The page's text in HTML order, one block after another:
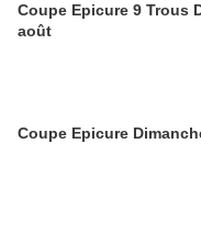
Coupe Epicure 9 Trous
août
Coupe Epicure